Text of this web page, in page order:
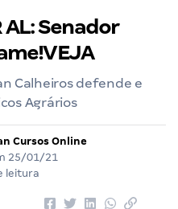
AL: Senador
Calheiros defende e
Agrários
Cursos Online
25/01/21
leitura